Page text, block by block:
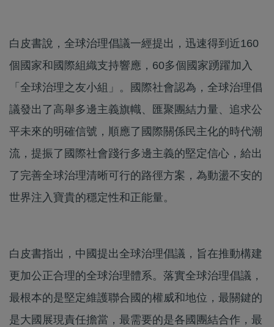
白皮書說，全球治理倡議一經提出，迅速得到近160
個國家和國際組織支持響應，60多個國家踴躍加入
「全球治理之友小組」。國際社會認為，全球治理倡
議發出了高舉多邊主義旗幟、匯聚團結力量、追求公
平未來的明確信號，順應了國際關係民主化的時代潮
流，提振了國際社會踐行多邊主義的堅定信心，給出
了完善全球治理清晰可行的路徑方案，為動盪不安的
世界注入寶貴的穩定性和正能量。
白皮書指出，中國提出全球治理倡議，旨在推動構建
更加公正合理的全球治理體系。落實全球治理倡議，
最根本的是堅定維護聯合國的權威和地位，最關鍵的
是大國展現責任擔當，最需要的是各國團結合作，最